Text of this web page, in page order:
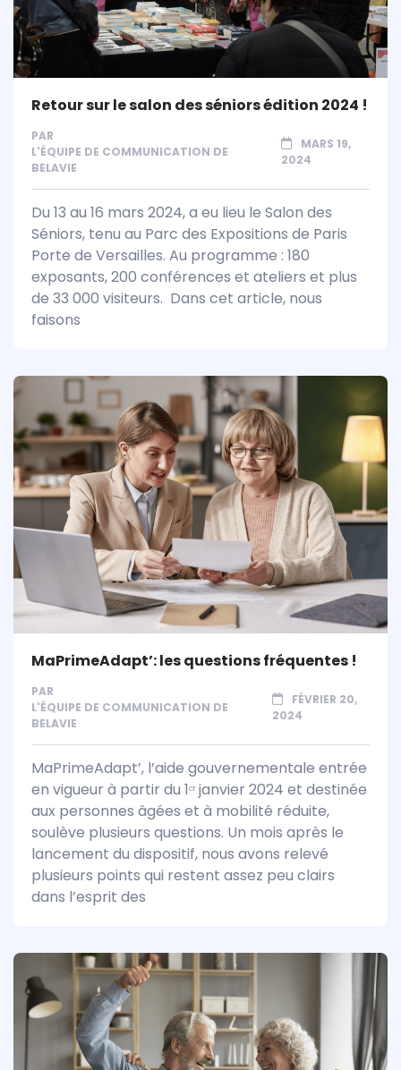
Retour sur le salon des séniors édition 2024 !
PAR
L'ÉQUIPE DE COMMUNICATION DE
BELAVIE
MARS 19,
2024
Du 13 au 16 mars 2024, a eu lieu le Salon des
Séniors, tenu au Parc des Expositions de Paris
Porte de Versailles. Au programme : 180
exposants, 200 conférences et ateliers et plus
de 33 000 visiteurs. Dans cet article, nous
faisons
MaPrimeAdapt’: les questions fréquentes !
PAR
L'ÉQUIPE DE COMMUNICATION DE
BELAVIE
FÉVRIER 20,
2024
MaPrimeAdapt’, l’aide gouvernementale entrée
en vigueur à partir du 1ᵉʳ janvier 2024 et destinée
aux personnes âgées et à mobilité réduite,
soulève plusieurs questions. Un mois après le
lancement du dispositif, nous avons relevé
plusieurs points qui restent assez peu clairs
dans l’esprit des